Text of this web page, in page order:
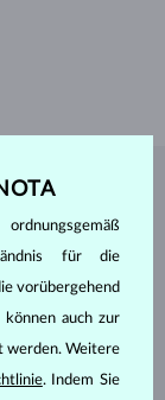
ATELIER
für die
vorübergehend
auch zur
werden. Weitere
. Indem Sie